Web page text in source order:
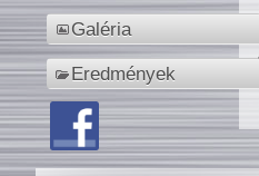
Galéria
Eredmények